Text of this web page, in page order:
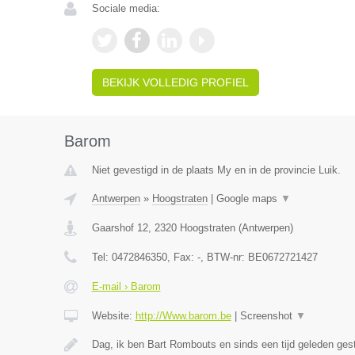
Sociale media:
BEKIJK VOLLEDIG PROFIEL
Barom
Niet gevestigd in de plaats My en in de provincie Luik.
Antwerpen» Hoogstraten| Google maps ▼
Gaarshof 12, 2320 Hoogstraten(Antwerpen)
Tel: 0472846350, Fax: -, BTW-nr: BE0672721427
E-mail › Barom
Website: http://Www.barom.be| Screenshot ▼
Dag, ik ben Bart Rombouts en sinds een tijd geleden